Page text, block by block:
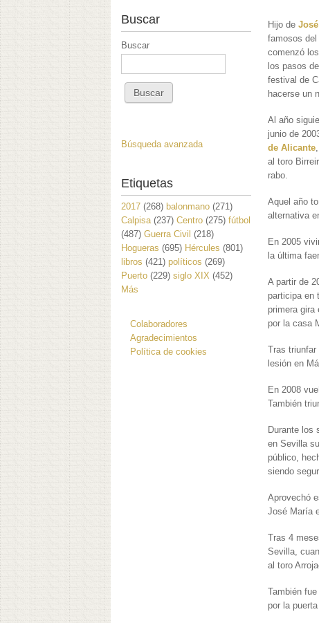
Hijo deJosé
famosos
comenzó
los pasos
festival de
hacerse un
Al año
junio de
de Alicante
al toro
rabo.
Aquel año
alternativa
En 2005
la última
A partir de
participa en
primera
por la casa
Tras
lesión en
En 2008
También
Durante los
en Sevilla
público,
siendo
Aprovechó
José María
Tras 4
Sevilla,
al toro
También
por la
Buscar
Buscar
Búsqueda avanzada
Etiquetas
2017 (268) balonmano (271)
Calpisa (237) Centro (275) fútbol
(487) Guerra Civil (218)
Hogueras (695) Hércules (801)
libros (421) políticos (269)
Puerto (229) siglo XIX (452)
Más
Colaboradores
Agradecimientos
Política de cookies